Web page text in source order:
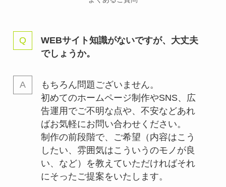
WEBサイト知識がないですが、大丈夫
でしょうか。
もちろん問題ございません。
初めてのホームページ制作やSNS、広
告運用でご不明な点や、不安などあれ
ばお気軽にお問い合わせください。
制作の前段階で、ご希望（内容はこう
したい、雰囲気はこういうのモノが良
い、など）を教えていただければそれ
にそったご提案をいたします。